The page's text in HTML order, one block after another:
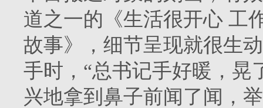
道之一的《生活很开心
故事》，细节呈现就很生
手时，“总书记手好暖，晃
兴地拿到鼻子前闻了闻，